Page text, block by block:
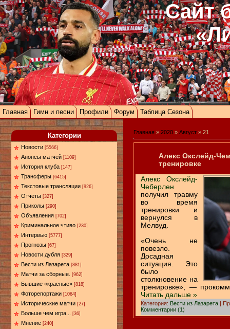
Сайт
Главная Гимн и песни Профили Форум Таблица Сезона
Категории
Новости [5566]
Анонсы матчей [1109]
История клуба [147]
Трансферы [6415]
Текстовые трансляции [926]
Отчеты [327]
Приколы [290]
Объявления [702]
Криминальное чтиво [230]
Интервью [5777]
Прогнозы [67]
Новости дубля [329]
Вести из Лазарета [881]
Матчи за сборные. [962]
Бывшие «красные» [818]
Фоторепортажи [1064]
Исторические матчи [27]
Больше чем игра... [36]
Мнение [240]
Главная » 2020 » Август » 21
Алекс Окслейд-
тренировке
Алекс Окслейд-
Чеберлен
получил травму
во время
тренировки и
вернулся в
Мелвуд.
«Очень не
повезло.
Досадная
ситуация. Это
было
столкновение на
тренировке», —
Читать дальше »
Категория: Вести из Лазарета |
Комментарии (1)